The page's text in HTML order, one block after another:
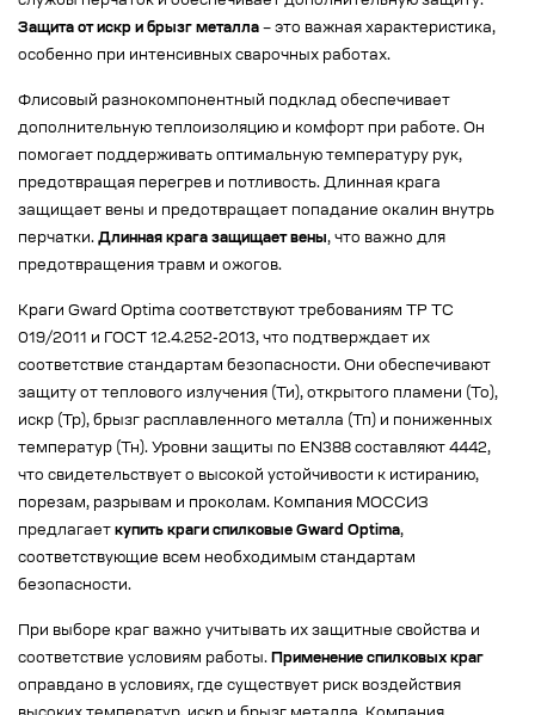
Защита от искр и брызг металла – это важная характеристика,
особенно при интенсивных сварочных работах.
Флисовый разнокомпонентный подклад обеспечивает
дополнительную теплоизоляцию и комфорт при работе. Он
помогает поддерживать оптимальную температуру рук,
предотвращая перегрев и потливость. Длинная крага
защищает вены и предотвращает попадание окалин внутрь
перчатки. Длинная крага защищает вены, что важно для
предотвращения травм и ожогов.
Краги Gward Optima соответствуют требованиям ТР ТС
019/2011 и ГОСТ 12.4.252-2013, что подтверждает их
соответствие стандартам безопасности. Они обеспечивают
защиту от теплового излучения (Ти), открытого пламени (То),
искр (Тр), брызг расплавленного металла (Тп) и пониженных
температур (Тн). Уровни защиты по EN388 составляют 4442,
что свидетельствует о высокой устойчивости к истиранию,
порезам, разрывам и проколам. Компания МОССИЗ
предлагает купить краги спилковые Gward Optima,
соответствующие всем необходимым стандартам
безопасности.
При выборе краг важно учитывать их защитные свойства и
соответствие условиям работы. Применение спилковых краг
оправдано в условиях, где существует риск воздействия